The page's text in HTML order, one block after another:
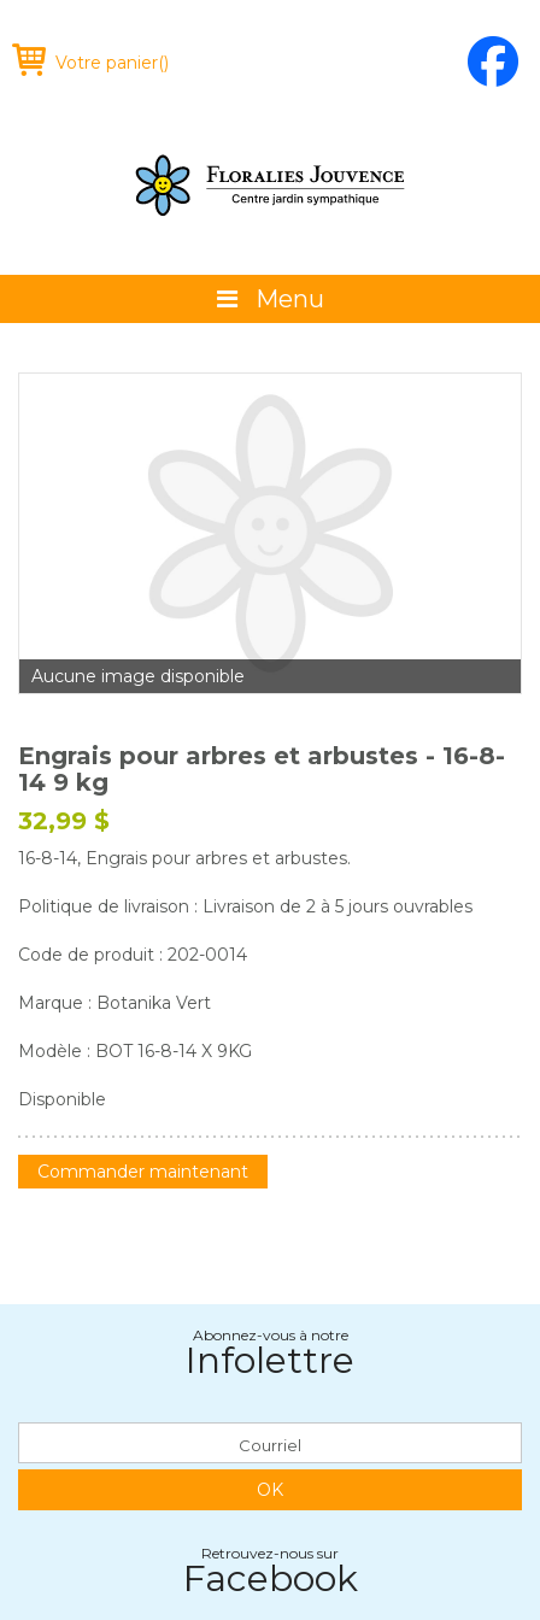
Votre panier()
Menu
La boutique
Promotions et évènements
Calendrier horticole
Emplois
Service à la clientèle
Nous joindre
Aucune image disponible
Engrais pour arbres et arbustes - 16-8-
14 9 kg
32,99 $
16-8-14, Engrais pour arbres et arbustes.
Politique de livraison : Livraison de 2 à 5 jours ouvrables
Code de produit : 202-0014
Marque : Botanika Vert
Modèle : BOT 16-8-14 X 9KG
Disponible
Commander maintenant
Abonnez-vous à notre
Infolettre
OK
Retrouvez-nous sur
Facebook